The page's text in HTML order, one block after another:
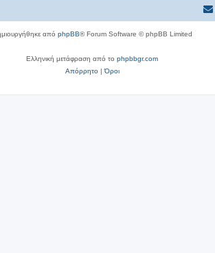
από phpBB® Forum Software © phpBB Limited
Ελληνική μετάφραση από το phpbbgr.com
Απόρρητο|Όροι